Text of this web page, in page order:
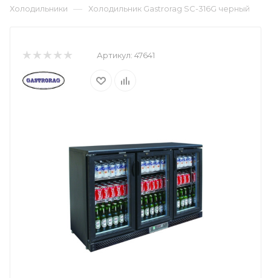
Холодильники — Холодильник Gastrorag SC-316G черный
Артикул: 47641